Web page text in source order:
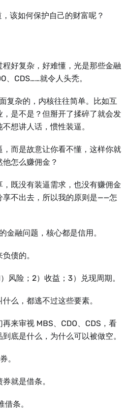
该如何保护自己的财富呢？
好复杂，好难懂，光是那些金融
、CDS……就令人头秃。
复杂的，内核往往简单。比如互
是不是？但掰开了揉碎了就会发
想讲人话，惯性装逼。
而是故意让你看不懂，这样你就
怎么赚佣金？
既没有装逼需求，也没有赚佣金
享不出去，所以我的原则是——怎
融问题，核心都是信用。
债的。
风险；2）收益；3）兑现周期。
么，都逃不过这些要素。
来审视 MBS、CDO、CDS，看
底是什么，为什么可以被做空。
。
就是借条。
条。